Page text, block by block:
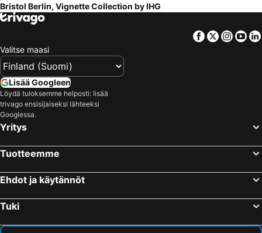
Bristol Berlin, Vignette Collection by IHG
Facebook
Twitter
Valitse maasi
Lisää Googleen
Löydä tuloksemme helposti: lisää
trivago ensisijaiseksi lähteeksi
Googlessa.
Yritys
Tuotteemme
Ehdot ja käytännöt
Tuki